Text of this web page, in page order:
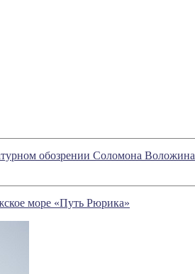
обозрении Соломона Воложина
море «Путь Рюрика»